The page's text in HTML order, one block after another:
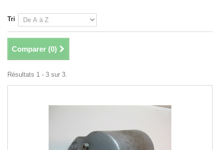
Tri
Comparer (0)
Résultats 1 - 3 sur 3.